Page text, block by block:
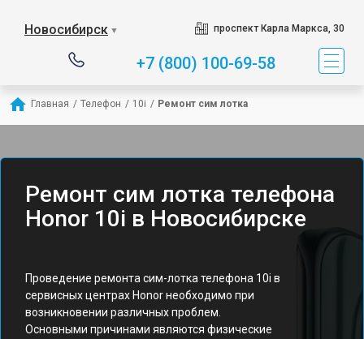
Новосибирск ▼ проспект Карла Маркса, 30
+7 (800) 100-69-58
Главная / Телефон / 10i / Ремонт сим лотка
Ремонт сим лотка телефона
Honor 10i в Новосибирске
Проведение ремонта сим-лотка телефона 10i в
сервисных центрах Honor необходимо при
возникновении различных проблем.
Основными причинами являются физические